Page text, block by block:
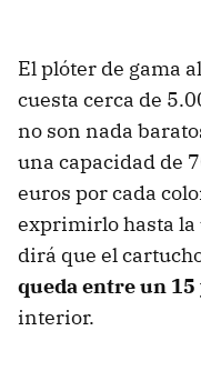
El plóter de gama
cuesta cerca de
no son nada
una capacidad de
euros por cada
exprimirlo hasta la
dirá que el
queda entre un
interior.